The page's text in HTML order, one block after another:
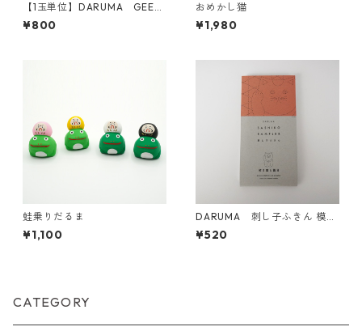
【1玉単位】DARUMA GEEK
(ギーク)
¥800
おめかし猫
¥1,980
蛙乗りだるま
¥1,100
DARUMA 刺し子ふきん 模様
刺し（DARUMAオリジナル
柄）1054(白) 招き猫と籠目
¥520
CATEGORY